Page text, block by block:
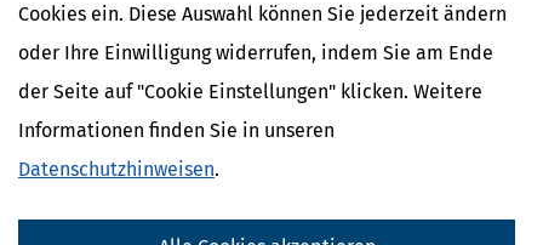
Cookies ein. Diese Auswahl können Sie jederzeit ändern
oder Ihre Einwilligung widerrufen, indem Sie am Ende
der Seite auf "Cookie Einstellungen" klicken. Weitere
Informationen finden Sie in unseren
Datenschutzhinweisen.